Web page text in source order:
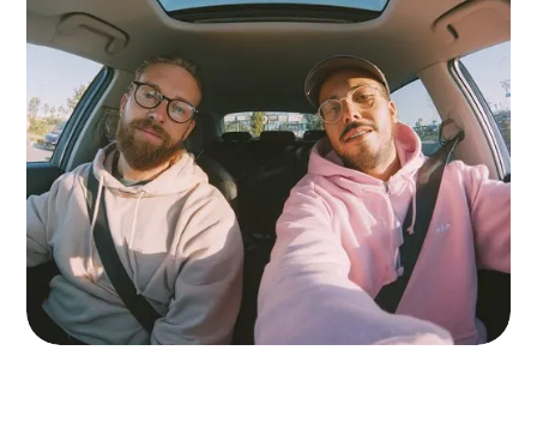
Pontevedra
Madrid
Murcia
Navarra
Álava